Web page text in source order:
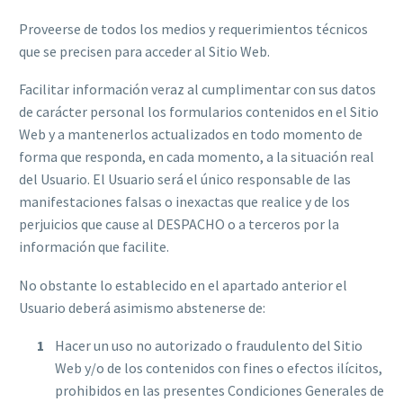
Proveerse de todos los medios y requerimientos técnicos
que se precisen para acceder al Sitio Web.
Facilitar información veraz al cumplimentar con sus datos
de carácter personal los formularios contenidos en el Sitio
Web y a mantenerlos actualizados en todo momento de
forma que responda, en cada momento, a la situación real
del Usuario. El Usuario será el único responsable de las
manifestaciones falsas o inexactas que realice y de los
perjuicios que cause al DESPACHO o a terceros por la
información que facilite.
No obstante lo establecido en el apartado anterior el
Usuario deberá asimismo abstenerse de:
Hacer un uso no autorizado o fraudulento del Sitio
Web y/o de los contenidos con fines o efectos ilícitos,
prohibidos en las presentes Condiciones Generales de